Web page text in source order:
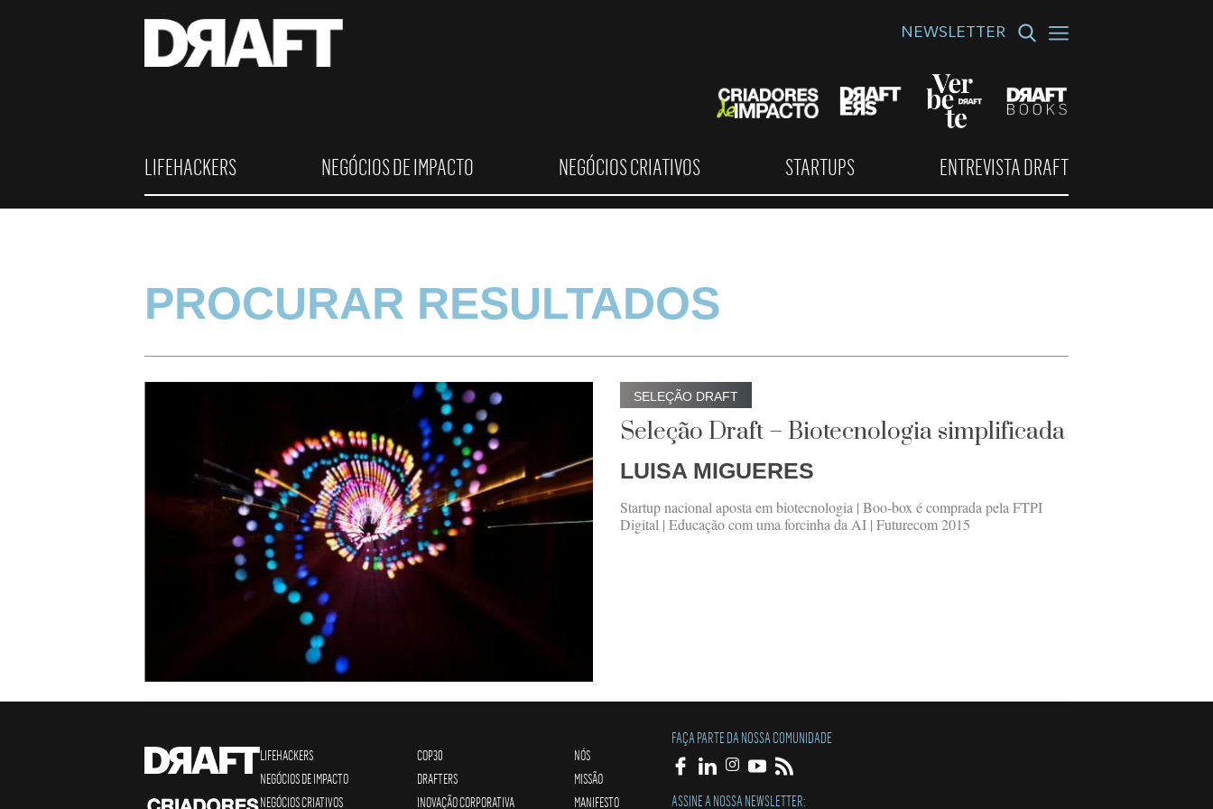
NEWSLETTER
LIFEHACKERS NEGÓCIOS DE IMPACTO NEGÓCIOS CRIATIVOS STARTUPS ENTREVISTA DRAFT
PROCURAR RESULTADOS
SELEÇÃO DRAFT
Seleção Draft – Biotecnologia simplificada
LUISA MIGUERES
Startup nacional aposta em biotecnologia | Boo-box é comprada pela FTPI
Digital | Educação com uma forcinha da AI | Futurecom 2015
LIFEHACKERS
NEGÓCIOS DE IMPACTO
NEGÓCIOS CRIATIVOS
COP30
DRAFTERS
INOVAÇÃO CORPORATIVA
NÓS
MISSÃO
MANIFESTO
FAÇA PARTE DA NOSSA COMUNIDADE
ASSINE A NOSSA NEWSLETTER: